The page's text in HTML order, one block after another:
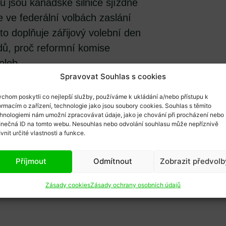
Spravovat Souhlas s cookies
poskytli co nejlepší služby, používáme k ukládání a/nebo přístupu k
o zařízení, technologie jako jsou soubory cookies. Souhlas s těmito
nám umožní zpracovávat údaje, jako je chování při procházení nebo
ID na tomto webu. Nesouhlas nebo odvolání souhlasu může nepříznivě
určité vlastnosti a funkce.
Příjmout Odmítnout Zobrazit
Zásady cookiesZásady ochrany osobních údajů
jsou kanadské silnice sjízdné
ve federální volbách zaslání
doplňuje zářijový volební den
proč reformní komise
v sousední provincii,
po internetu v kombinaci
Halifax Regional Municipality
povolena volba
projekt širokou podporu a
účast v takových volbách
a přes internet
volby zájem v HMR